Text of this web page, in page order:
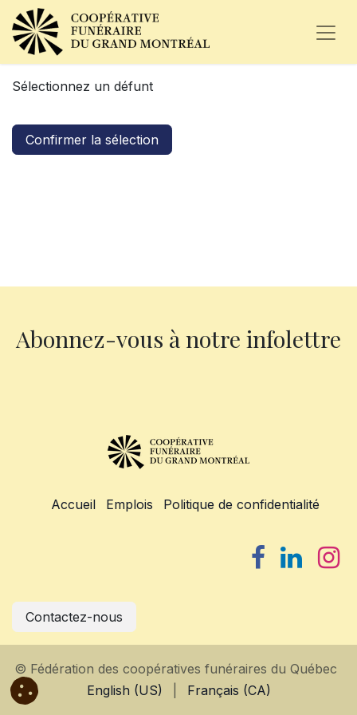
Sélectionnez un défunt
Confirmer la sélection
Abonnez-vous à notre infolettre
Accueil Emplois Politique de confidentialité
Contactez-nous
© Fédération des coopératives funéraires du Québec
English (US)
Français (CA)